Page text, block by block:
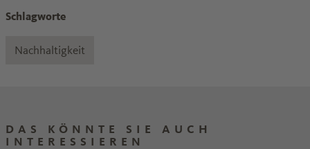
Schlagworte
Nachhaltigkeit
DAS KÖNNTE SIE AUCH
INTERESSIEREN